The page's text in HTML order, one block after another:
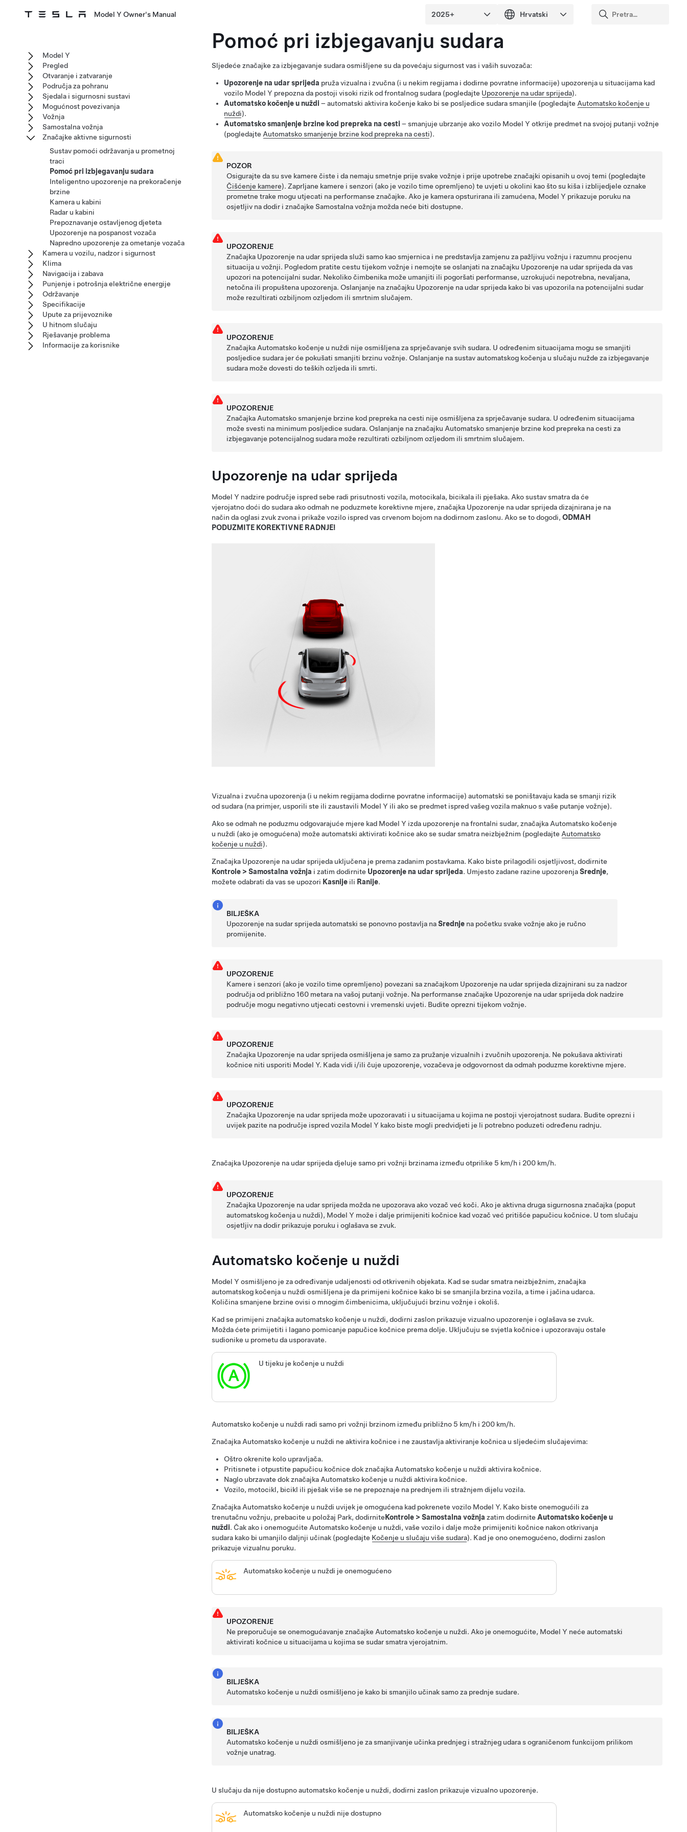
Model Y Owner's Manual
Pomoć pri izbjegavanju sudara
Sljedeće značajke za izbjegavanje sudara osmišljene su da povećaju sigurnost vas i vaših suvozača:
Upozorenje na udar sprijeda pruža vizualna i zvučna (i u nekim regijama i dodirne povratne informacije) upozorenja u situacijama kad
vozilo Model Y prepozna da postoji visoki rizik od frontalnog sudara (pogledajte Upozorenje na udar sprijeda).
Automatsko kočenje u nuždi – automatski aktivira kočenje kako bi se posljedice sudara smanjile (pogledajte Automatsko kočenje u
nuždi).
Automatsko smanjenje brzine kod prepreka na cesti – smanjuje ubrzanje ako vozilo Model Y otkrije predmet na svojoj putanji vožnje
(pogledajte Automatsko smanjenje brzine kod prepreka na cesti).
POZOR
Osigurajte da su sve kamere čiste i da nemaju smetnje prije svake vožnje i prije upotrebe značajki opisanih u ovoj temi (pogledajte
Čišćenje kamere). Zaprljane kamere i senzori (ako je vozilo time opremljeno) te uvjeti u okolini kao što su kiša i izblijedjele oznake
prometne trake mogu utjecati na performanse značajke. Ako je kamera opsturirana ili zamućena, Model Y prikazuje poruku na
osjetljiv na dodir i značajkeSamostalna vožnja možda neće biti dostupne.
UPOZORENJE
Značajka Upozorenje na udar sprijeda služi samo kao smjernica i ne predstavlja zamjenu za pažljivu vožnju i razumnu procjenu
situacija u vožnji. Pogledom pratite cestu tijekom vožnje i nemojte se oslanjati na značajku Upozorenje na udar sprijeda da vas
upozori na potencijalni sudar. Nekoliko čimbenika može umanjiti ili pogoršati performanse, uzrokujući nepotrebna, nevaljana,
netočna ili propuštena upozorenja. Oslanjanje na značajku Upozorenje na udar sprijeda kako bi vas upozorila na potencijalni sudar
može rezultirati ozbiljnom ozljedom ili smrtnim slučajem.
UPOZORENJE
Značajka Automatsko kočenje u nuždi nije osmišljena za sprječavanje svih sudara. U određenim situacijama mogu se smanjiti
posljedice sudara jer će pokušati smanjiti brzinu vožnje. Oslanjanje na sustav automatskog kočenja u slučaju nužde za izbjegavanje
sudara može dovesti do teških ozljeda ili smrti.
UPOZORENJE
Značajka Automatsko smanjenje brzine kod prepreka na cesti nije osmišljena za sprječavanje sudara. U određenim situacijama
može svesti na minimum posljedice sudara. Oslanjanje na značajku Automatsko smanjenje brzine kod prepreka na cesti za
izbjegavanje potencijalnog sudara može rezultirati ozbiljnom ozljedom ili smrtnim slučajem.
Upozorenje na udar sprijeda
Model Y nadzire područje ispred sebe radi prisutnosti vozila, motocikala, bicikala ili pješaka. Ako sustav smatra da će
vjerojatno doći do sudara ako odmah ne poduzmete korektivne mjere, značajka Upozorenje na udar sprijeda dizajnirana je na
način da oglasi zvuk zvona i prikaže vozilo ispred vas crvenom bojom nadodirnom zaslonu. Ako se to dogodi, ODMAH
PODUZMITE KOREKTIVNE RADNJE!
Vizualna i zvučna upozorenja (i u nekim regijama dodirne povratne informacije) automatski se poništavaju kada se smanji rizik
od sudara (na primjer, usporili ste ili zaustavili Model Y ili ako se predmet ispred vašeg vozila maknuo s vaše putanje vožnje).
Ako se odmah ne poduzmu odgovarajuće mjere kad Model Y izda upozorenje na frontalni sudar, značajka Automatsko kočenje
u nuždi (ako je omogućena) može automatski aktivirati kočnice ako se sudar smatra neizbježnim (pogledajte Automatsko
kočenje u nuždi).
Značajka Upozorenje na udar sprijeda uključena je prema zadanim postavkama. Kako biste prilagodili osjetljivost, dodirnite
Kontrole > Samostalna vožnja i zatim dodirnite Upozorenje na udar sprijeda. Umjesto zadane razine upozorenjaSrednje,
možete odabrati da vas se upozori Kasnije ili Ranije.
BILJEŠKA
Upozorenje na sudar sprijeda automatski se ponovno postavlja naSrednje na početku svake vožnje ako je ručno
promijenite.
UPOZORENJE
Kamere i senzori (ako je vozilo time opremljeno) povezani sa značajkom Upozorenje na udar sprijeda dizajnirani su za nadzor
područja od približno160 metara na vašoj putanji vožnje. Na performanse značajke Upozorenje na udar sprijeda dok nadzire
područje mogu negativno utjecati cestovni i vremenski uvjeti. Budite oprezni tijekom vožnje.
UPOZORENJE
Značajka Upozorenje na udar sprijeda osmišljena je samo za pružanje vizualnih i zvučnih upozorenja. Ne pokušava aktivirati
kočnice niti usporiti Model Y. Kada vidi i/ili čuje upozorenje, vozačeva je odgovornost da odmah poduzme korektivne mjere.
UPOZORENJE
Značajka Upozorenje na udar sprijeda može upozoravati i u situacijama u kojima ne postoji vjerojatnost sudara. Budite oprezni i
uvijek pazite na područje ispred vozila Model Y kako biste mogli predvidjeti je li potrebno poduzeti određenu radnju.
Značajka Upozorenje na udar sprijeda djeluje samo pri vožnji brzinama između otprilike 5 km/h i 200 km/h.
UPOZORENJE
Značajka Upozorenje na udar sprijeda možda ne upozorava ako vozač već koči. Ako je aktivna druga sigurnosna značajka (poput
automatskog kočenja u nuždi), Model Y može i dalje primijeniti kočnice kad vozač već pritišće papučicu kočnice. U tom slučaju
osjetljiv na dodir prikazuje poruku i oglašava se zvuk.
Automatsko kočenje u nuždi
Model Y osmišljeno je za određivanje udaljenosti od otkrivenih objekata. Kad se sudar smatra neizbježnim, značajka
automatskog kočenja u nuždi osmišljena je da primijeni kočnice kako bi se smanjila brzina vozila, a time i jačina udarca.
Količina smanjene brzine ovisi o mnogim čimbenicima, uključujući brzinu vožnje i okoliš.
Kad se primijeni značajka automatsko kočenje u nuždi, dodirni zaslon prikazuje vizualno upozorenje i oglašava se zvuk.
Možda ćete primijetiti i lagano pomicanje papučice kočnice prema dolje. Uključuju se svjetla kočnice i upozoravaju ostale
sudionike u prometu da usporavate.
U tijeku je kočenje u nuždi
Automatsko kočenje u nuždi radi samo pri vožnji brzinom između približno 5 km/h i 200 km/h.
Značajka Automatsko kočenje u nuždi ne aktivira kočnice i ne zaustavlja aktiviranje kočnica u sljedećim slučajevima:
Oštro okrenite kolo upravljača.
Pritisnete i otpustite papučicu kočnice dok značajka Automatsko kočenje u nuždi aktivira kočnice.
Naglo ubrzavate dok značajka Automatsko kočenje u nuždi aktivira kočnice.
Vozilo, motocikl, bicikl ili pješak više se ne prepoznaje na prednjem ili stražnjem dijelu vozila.
Značajka Automatsko kočenje u nuždi uvijek je omogućena kad pokrenete vozilo Model Y. Kako biste onemogućili za
trenutačnu vožnju, prebacite u položaj Park, dodirnite Kontrole > Samostalna vožnja zatim dodirnite Automatsko kočenje u
nuždi. Čak ako i onemogućite Automatsko kočenje u nuždi, vaše vozilo i dalje može primijeniti kočnice nakon otkrivanja
sudara kako bi umanjilo daljnji učinak (pogledajte Kočenje u slučaju više sudara). Kad je ono onemogućeno, dodirni zaslon
prikazuje vizualnu poruku.
Automatsko kočenje u nuždi je onemogućeno
UPOZORENJE
Ne preporučuje se onemogućavanje značajke Automatsko kočenje u nuždi. Ako je onemogućite, Model Y neće automatski
aktivirati kočnice u situacijama u kojima se sudar smatra vjerojatnim.
BILJEŠKA
Automatsko kočenje u nuždi osmišljeno je kako bi smanjilo učinak samo za prednje sudare.
BILJEŠKA
Automatsko kočenje u nuždi osmišljeno je za smanjivanje učinka prednjeg i stražnjeg udara s ograničenom funkcijom prilikom
vožnje unatrag.
U slučaju da nije dostupno automatsko kočenje u nuždi, dodirni zaslon prikazuje vizualno upozorenje.
Automatsko kočenje u nuždi nije dostupno
Model Y
Pregled
Otvaranje i zatvaranje
Područja za pohranu
Sjedala i sigurnosni sustavi
Mogućnost povezivanja
Vožnja
Samostalna vožnja
Značajke aktivne sigurnosti
Sustav pomoći održavanja u prometnoj
traci
Pomoć pri izbjegavanju sudara
Inteligentno upozorenje na prekoračenje
brzine
Kamera u kabini
Radar u kabini
Prepoznavanje ostavljenog djeteta
Upozorenje na pospanost vozača
Napredno upozorenje za ometanje vozača
Kamera u vozilu, nadzor i sigurnost
Klima
Navigacija i zabava
Punjenje i potrošnja električne energije
Održavanje
Specifikacije
Upute za prijevoznike
U hitnom slučaju
Rješavanje problema
Informacije za korisnike